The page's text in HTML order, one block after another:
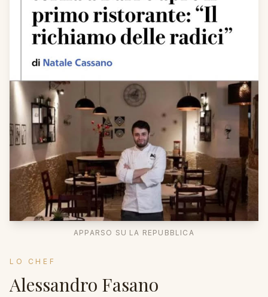
APPARSO SU LA REPUBBLICA
LO CHEF
Alessandro Fasano